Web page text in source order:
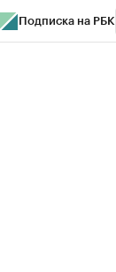
Подписка на РБК